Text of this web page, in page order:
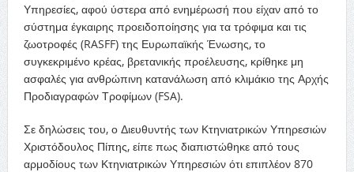
Υπηρεσίες, αφού ύστερα από ενημέρωσή που είχαν από το
σύστημα έγκαιρης προειδοποίησης για τα τρόφιμα και τις
ζωοτροφές (RASFF) της Ευρωπαϊκής Ένωσης, το
συγκεκριμένο κρέας, βρετανικής προέλευσης, κρίθηκε μη
ασφαλές για ανθρώπινη κατανάλωση από κλιμάκιο της Αρχής
Προδιαγραφών Τροφίμων (FSA).
Σε δηλώσεις του, ο Διευθυντής των Κτηνιατρικών Υπηρεσιών
Χριστόδουλος Πίπης, είπε πως διαπιστώθηκε από τους
αρμοδίους των Κτηνιατρικών Υπηρεσιών ότι επιπλέον 870